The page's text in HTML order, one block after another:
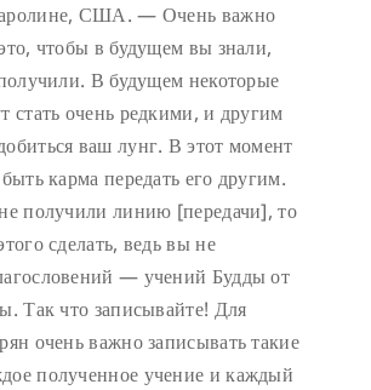
США. — Очень важно
чтобы в будущем вы знали,
В будущем некоторые
стать очень редкими, и другим
ваш лунг. В этот момент
карма передать его другим.
получили линию [передачи], то
сделать, ведь вы не
— учений Будды от
Так что записывайте! Для
очень важно записывать такие
полученное учение и каждый